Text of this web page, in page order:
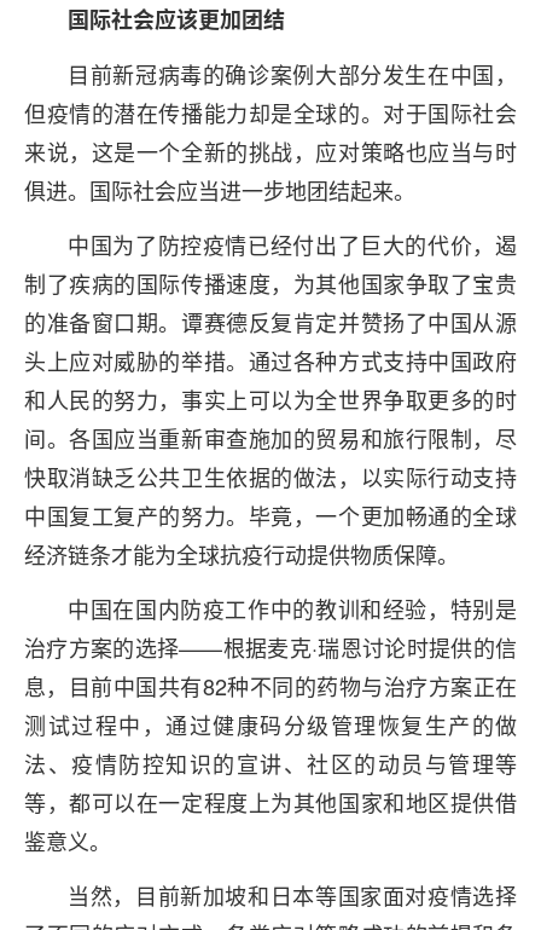
国际社会应该更加团结
目前新冠病毒的确诊案例大部分发生在中国，
但疫情的潜在传播能力却是全球的。对于国际社会
来说，这是一个全新的挑战，应对策略也应当与时
俱进。国际社会应当进一步地团结起来。
中国为了防控疫情已经付出了巨大的代价，遏
制了疾病的国际传播速度，为其他国家争取了宝贵
的准备窗口期。谭赛德反复肯定并赞扬了中国从源
头上应对威胁的举措。通过各种方式支持中国政府
和人民的努力，事实上可以为全世界争取更多的时
间。各国应当重新审查施加的贸易和旅行限制，尽
快取消缺乏公共卫生依据的做法，以实际行动支持
中国复工复产的努力。毕竟，一个更加畅通的全球
经济链条才能为全球抗疫行动提供物质保障。
中国在国内防疫工作中的教训和经验，特别是
治疗方案的选择——根据麦克·瑞恩讨论时提供的信
息，目前中国共有82种不同的药物与治疗方案正在
测试过程中，通过健康码分级管理恢复生产的做
法、疫情防控知识的宣讲、社区的动员与管理等
等，都可以在一定程度上为其他国家和地区提供借
鉴意义。
当然，目前新加坡和日本等国家面对疫情选择